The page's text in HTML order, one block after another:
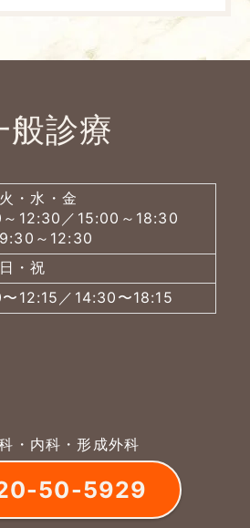
般診療
・水・金
12:30／15:00～18:30
～12:30
・祝
12:15／14:30〜18:15
・内科・形成外科
50-5929